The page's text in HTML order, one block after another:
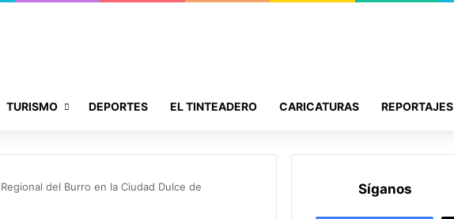
TURISMO DEPORTES EL TINTEADERO CARICATURAS REPORTAJES
del Burro en la Ciudad Dulce de
Síganos